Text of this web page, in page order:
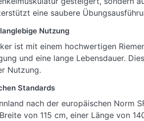
eine saubere
Nutzung
ist mit einem hochwertigen
und eine lange Lebensdauer.
Nutzung.
Standards
nach der europäischen Norm
von 115 cm, einer Länge von